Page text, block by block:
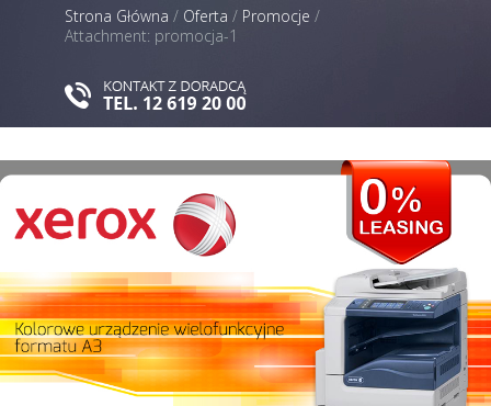
Strona Główna / Oferta / Promocje /
Attachment: promocja-1